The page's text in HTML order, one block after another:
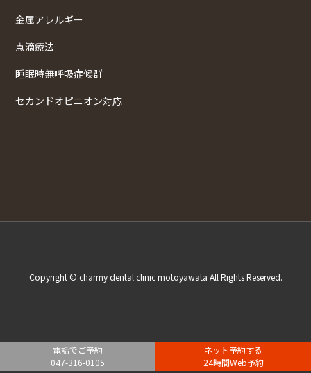
金属アレルギー
点滴療法
睡眠時無呼吸症候群
セカンドオピニオン対応
Copyright © charmy dental clinic motoyawata All Rights Reserved.
電話でご予約
047-316-0105
ネット予約する
24時間Web予約